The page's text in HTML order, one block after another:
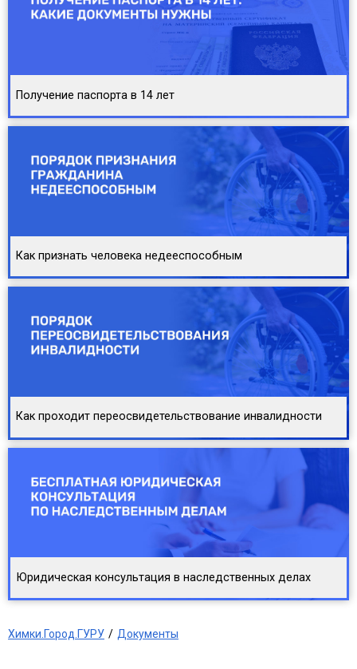
Получение паспорта в 14 лет
Как признать человека недееспособным
Как проходит переосвидетельствование инвалидности
Юридическая консультация в наследственных делах
Химки.Город.ГУРУ Документы